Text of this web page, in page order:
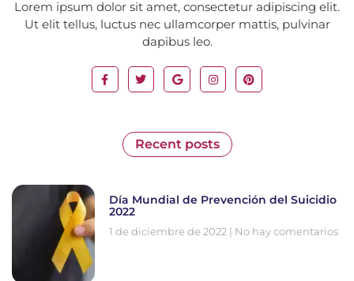
Lorem ipsum dolor sit amet, consectetur adipiscing elit.
Ut elit tellus, luctus nec ullamcorper mattis, pulvinar
dapibus leo.
Recent posts
Día Mundial de Prevención del Suicidio
2022
1 de diciembre de 2022 No hay comentarios